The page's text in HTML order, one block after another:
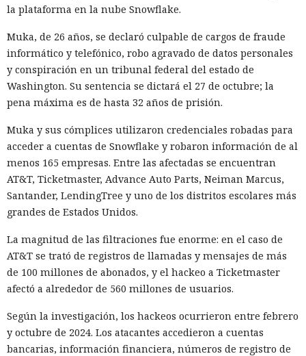
la plataforma en la nube Snowflake.
Muka, de 26 años, se declaró culpable de cargos de fraude
informático y telefónico, robo agravado de datos personales
y conspiración en un tribunal federal del estado de
Washington. Su sentencia se dictará el 27 de octubre; la
pena máxima es de hasta 32 años de prisión.
Muka y sus cómplices utilizaron credenciales robadas para
acceder a cuentas de Snowflake y robaron información de al
menos 165 empresas. Entre las afectadas se encuentran
AT&T, Ticketmaster, Advance Auto Parts, Neiman Marcus,
Santander, LendingTree y uno de los distritos escolares más
grandes de Estados Unidos.
La magnitud de las filtraciones fue enorme: en el caso de
AT&T se trató de registros de llamadas y mensajes de más
de 100 millones de abonados, y el hackeo a Ticketmaster
afectó a alrededor de 560 millones de usuarios.
Según la investigación, los hackeos ocurrieron entre febrero
y octubre de 2024. Los atacantes accedieron a cuentas
bancarias, información financiera, números de registro de